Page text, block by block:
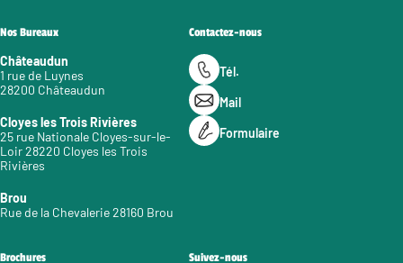
Nos Bureaux
Châteaudun
1 rue de Luynes
28200 Châteaudun
Cloyes les Trois Rivières
25 rue Nationale Cloyes-sur-le-
Loir 28220 Cloyes les Trois
Rivières
Brou
Rue de la Chevalerie 28160 Brou
Contactez-nous
Tél.
Mail
Formulaire
Brochures Suivez-nous